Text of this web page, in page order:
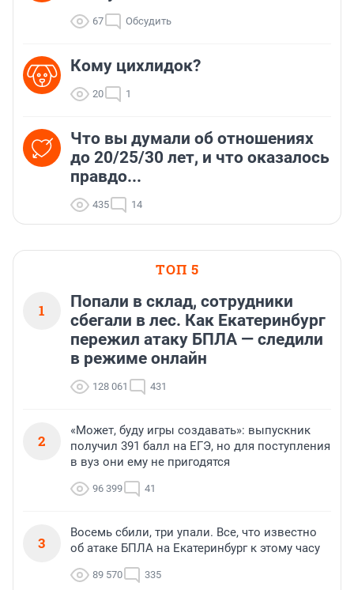
67 Обсудить
Кому цихлидок?
20 1
Что вы думали об отношениях
до 20/25/30 лет, и что оказалось
правдо...
435 14
ТОП 5
1
Попали в склад, сотрудники
сбегали в лес. Как Екатеринбург
пережил атаку БПЛА — следили
в режиме онлайн
128 061 431
2
«Может, буду игры создавать»: выпускник
получил 391 балл на ЕГЭ, но для поступления
в вуз они ему не пригодятся
96 399 41
3
Восемь сбили, три упали. Все, что известно
об атаке БПЛА на Екатеринбург к этому часу
89 570 335